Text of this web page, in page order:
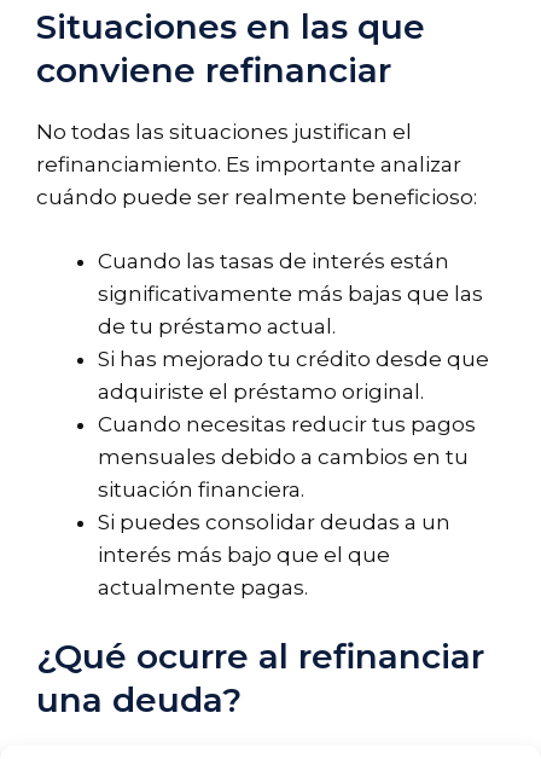
Situaciones en las que
conviene refinanciar
No todas las situaciones justifican el
refinanciamiento. Es importante analizar
cuándo puede ser realmente beneficioso:
Cuando las tasas de interés están
significativamente más bajas que las
de tu préstamo actual.
Si has mejorado tu crédito desde que
adquiriste el préstamo original.
Cuando necesitas reducir tus pagos
mensuales debido a cambios en tu
situación financiera.
Si puedes consolidar deudas a un
interés más bajo que el que
actualmente pagas.
¿Qué ocurre al refinanciar
una deuda?